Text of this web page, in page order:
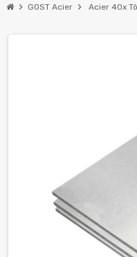
chevron_right GOST Acier chevron_right Acier 40x